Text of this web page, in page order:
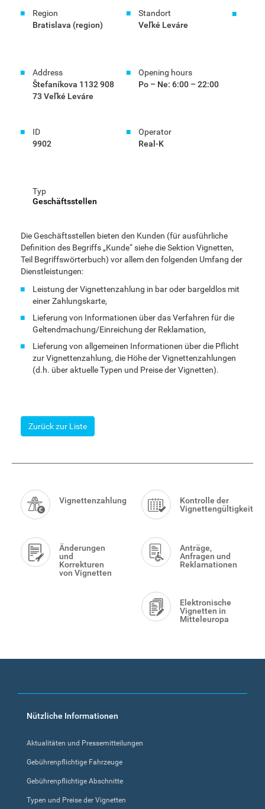
Region
Bratislava (region)
Standort
Veľké Leváre
Address
Štefaníkova 1132 908
73 Veľké Leváre
Opening hours
Po – Ne: 6:00 – 22:00
ID
9902
Operator
Real-K
Typ
Geschäftsstellen
Die Geschäftsstellen bieten den Kunden (für ausführliche
Definition des Begriffs „Kunde“ siehe die Sektion Vignetten,
Teil Begriffswörterbuch) vor allem den folgenden Umfang der
Dienstleistungen:
Leistung der Vignettenzahlung in bar oder bargeldlos mit
einer Zahlungskarte,
Lieferung von Informationen über das Verfahren für die
Geltendmachung/Einreichung der Reklamation,
Lieferung von allgemeinen Informationen über die Pflicht
zur Vignettenzahlung, die Höhe der Vignettenzahlungen
(d.h. über aktuelle Typen und Preise der Vignetten).
Zurück zur Liste
Menu
Vignettenzahlung
Kontrolle der
Vignettengültigkeit
Änderungen
und
Korrekturen
von Vignetten
Anträge,
Anfragen und
Reklamationen
Elektronische
Vignetten in
Mitteleuropa
Footer
Nützliche Informationen
Aktualitäten und Pressemitteilungen
Gebührenpflichtige Fahrzeuge
Gebührenpflichtige Abschnitte
Typen und Preise der Vignetten